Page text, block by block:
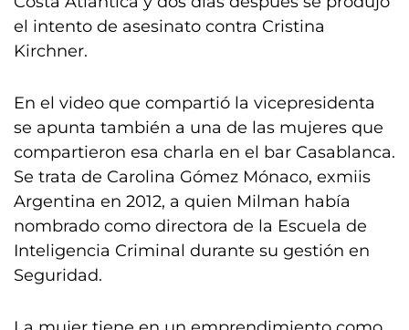
el intento de asesinato contra Cristina
Kirchner.
En el video que compartió la vicepresidenta
se apunta también a una de las mujeres que
compartieron esa charla en el bar Casablanca.
Se trata de Carolina Gómez Mónaco, exmiis
Argentina en 2012, a quien Milman había
nombrado como directora de la Escuela de
Inteligencia Criminal durante su gestión en
Seguridad.